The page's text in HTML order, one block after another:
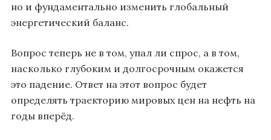
но и фундаментально изменить глобальный
энергетический баланс.
Вопрос теперь не в том, упал ли спрос, а в том,
насколько глубоким и долгосрочным окажется
это падение. Ответ на этот вопрос будет
определять траекторию мировых цен на нефть на
годы вперёд.